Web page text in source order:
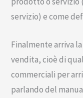
servizio) e come
Finalmente arriva
vendita, cioè di
commerciali per
parlando del